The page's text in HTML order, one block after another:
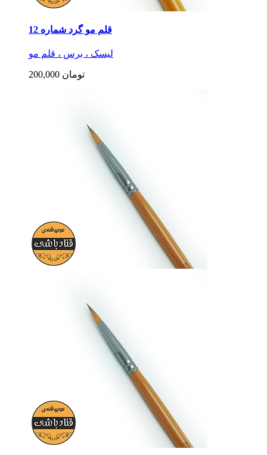
قلم مو گرد شماره 12
لیسک ، برس ، قلم مو
200,000 تومان